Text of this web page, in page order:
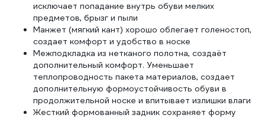
исключает попадание внутрь обуви мелких
предметов, брызг и пыли
Манжет (мягкий кант) хорошо облегает голеностоп,
создает комфорт и удобство в носке
Межподкладка из нетканого полотна, создаёт
дополнительный комфорт. Уменьшает
теплопроводность пакета материалов, создает
дополнительную формоустойчивость обуви в
продолжительной носке и впитывает излишки влаги
Жесткий формованный задник сохраняет форму